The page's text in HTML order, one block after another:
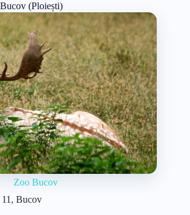
(Ploiești)
Zoo Bucov
11, Bucov